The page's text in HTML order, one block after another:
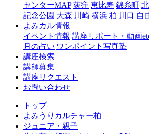
センターMAP 荻窪 恵比寿 錦糸町
記念公園 大森 川崎 横浜 柏 川口 自
よみカル情報
イベント情報 講座リポート・動画
月の占い ワンポイント写真塾
講座検索
講師募集
講座リクエスト
お問い合わせ
トップ
よみうりカルチャー柏
ジュニア・親子